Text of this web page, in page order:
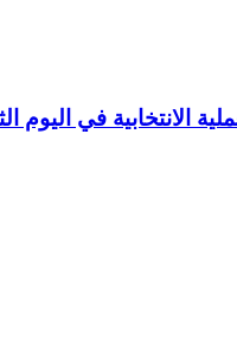
الانتخابية في اليوم